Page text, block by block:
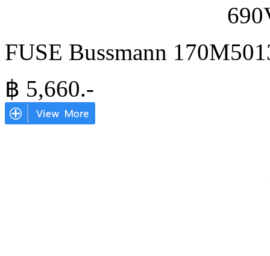
FUSE Bussmann
฿ 5,660.-